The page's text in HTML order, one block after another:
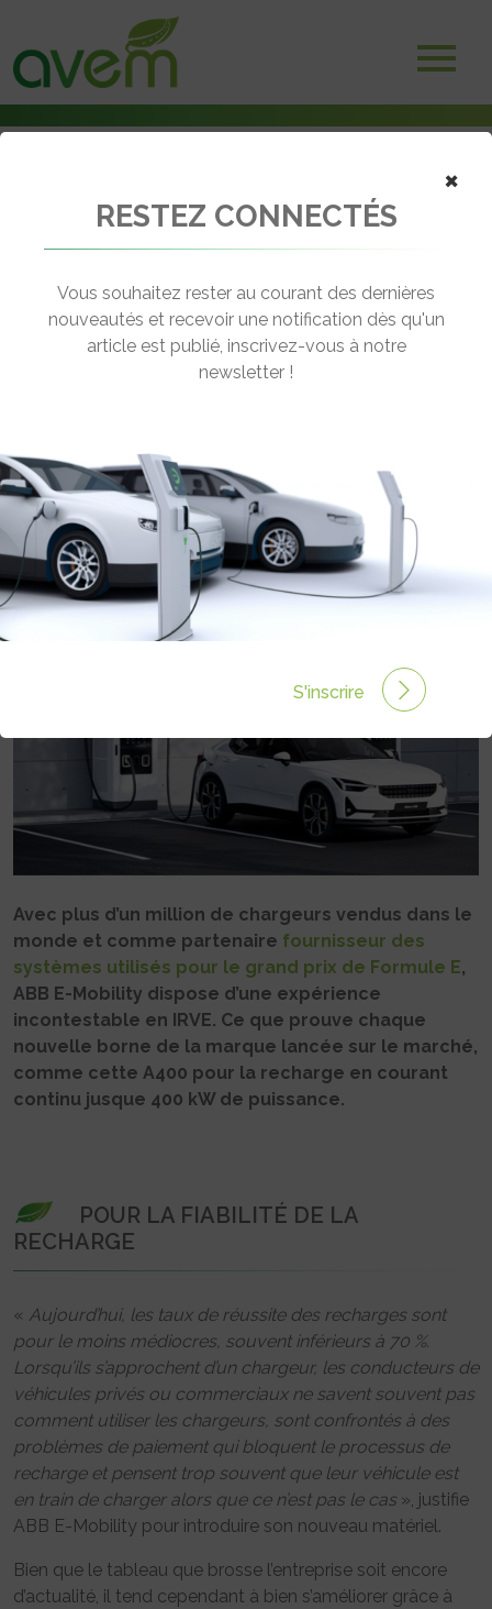
ABB A400 : Nouvelle borne de recharge DC plus fiable et intuitive
← Revenir aux actualités
RECHARGE DC PLUS FIABLE ET
INTUITIVE
Rédigé par Philippe Schwoerer le 17 Mai 2024 à 12:05
0 commentaires
Avec plus d’un million de chargeurs vendus dans le
monde et comme partenaire fournisseur des
systèmes utilisés pour le grand prix de Formule E,
ABB E-Mobility dispose d’une expérience
incontestable en IRVE. Ce que prouve chaque
nouvelle borne de la marque lancée sur le marché,
comme cette A400 pour la recharge en courant
continu jusque 400 kW de puissance.
POUR LA FIABILITÉ DE LA
RECHARGE
« Aujourd’hui, les taux de réussite des recharges sont
pour le moins médiocres, souvent inférieurs à 70 %.
Lorsqu’ils s’approchent d’un chargeur, les conducteurs de
véhicules privés ou commerciaux ne savent souvent pas
comment utiliser les chargeurs, sont confrontés à des
problèmes de paiement qui bloquent le processus de
recharge et pensent trop souvent que leur véhicule est
en train de charger alors que ce n’est pas le cas », justifie
ABB E-Mobility pour introduire son nouveau matériel.
Bien que le tableau que brosse l’entreprise soit encore
d’actualité, il tend cependant à bien s’améliorer grâce à
×
RESTEZ CONNECTÉS
Vous souhaitez rester au courant des dernières
nouveautés et recevoir une notification dès qu'un
article est publié, inscrivez-vous à notre
newsletter !
S'inscrire